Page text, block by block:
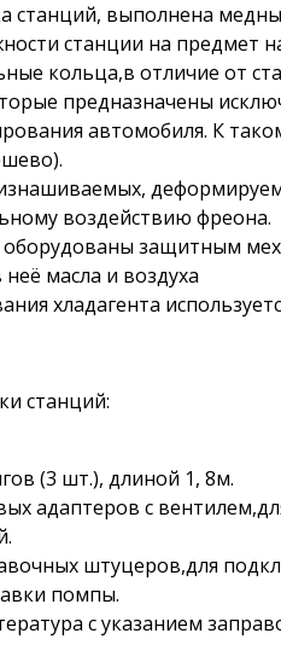
станций, выполнена
станции на предмет
кольца,в отличие от
предназначены
автомобиля. К
воздействию фреона.
оборудованы защитным
масла и воздуха
хладагента
станций:
(3 шт.), длиной 1, 8м.
адаптеров с
штуцеров,для
помпы.
с указанием